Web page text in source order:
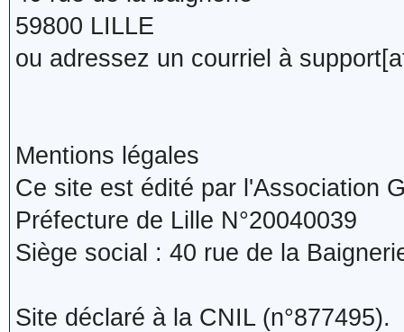
59800 LILLE
ou adressez un courriel à
Mentions légales
Ce site est édité par l'Association
Préfecture de Lille N°20040039
Siège social : 40 rue de la
Site déclaré à la CNIL (n°877495).